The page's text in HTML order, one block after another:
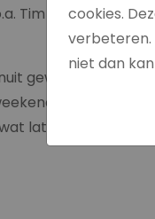
Tim Vos, Wesley
geweest. In de B
uit te
later voetbalden
cookies.
verbeteren.
niet dan